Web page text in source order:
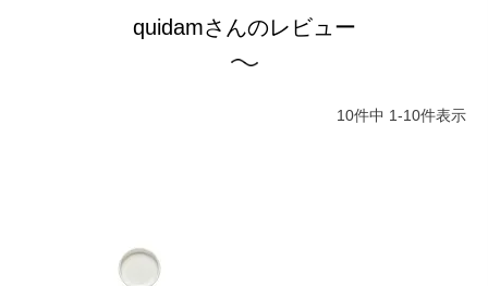
quidamさんのレビュー
10件中 1-10件表示